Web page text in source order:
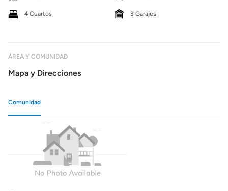
4 Cuartos 3 Garajes
ÁREA Y COMUNIDAD
Mapa y Direcciones
Comunidad